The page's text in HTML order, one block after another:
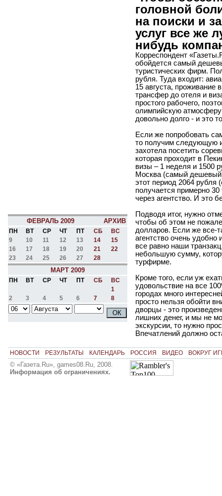
головной
на поиски и
услуг все же
нибудь
Корреспондент
обойдется самый
туристических фирм.
рубля. Туда входит:
15 августа, проживание
трансфер до отеля и
простого рабочего,
олимпийскую атмосферу
довольно долго - и это
Если же попробовать
то получим следующую
захотела посетить
которая проходит в
визы – 1 неделя и 1500
Москва (самый
этот период 2064 рубля
получается примерно
через агентство. И это
Подводя итог, нужно
чтобы об этом не
долларов. Если же все-
агентство очень
все равно наши
небольшую сумму,
турфирме.
Кроме того, если уж
удовольствие на все
городах много
просто нельзя обойти
дворцы - это
лишних денег, и мы не
экскурсии, то нужно
Впечатлений должно
ФЕВРАЛЬ 2009 АРХИВ
ПН ВТ СР ЧТ ПТ СБ
ВС
9
10 11 12 13 14
15
16
17 18 19 20 21
22
23
24 25 26 27 28
МАРТ 2009
ПН ВТ СР ЧТ ПТ СБ
ВС
1
2
3 4 5 6 7 8
НОВОСТИ РЕЗУЛЬТАТЫ КАЛЕНДАРЬ РОССИЯ ВИДЕО ВОКРУГ
© «Газета.Ru», games08.Ru, 2008.
Информация об ограничениях.